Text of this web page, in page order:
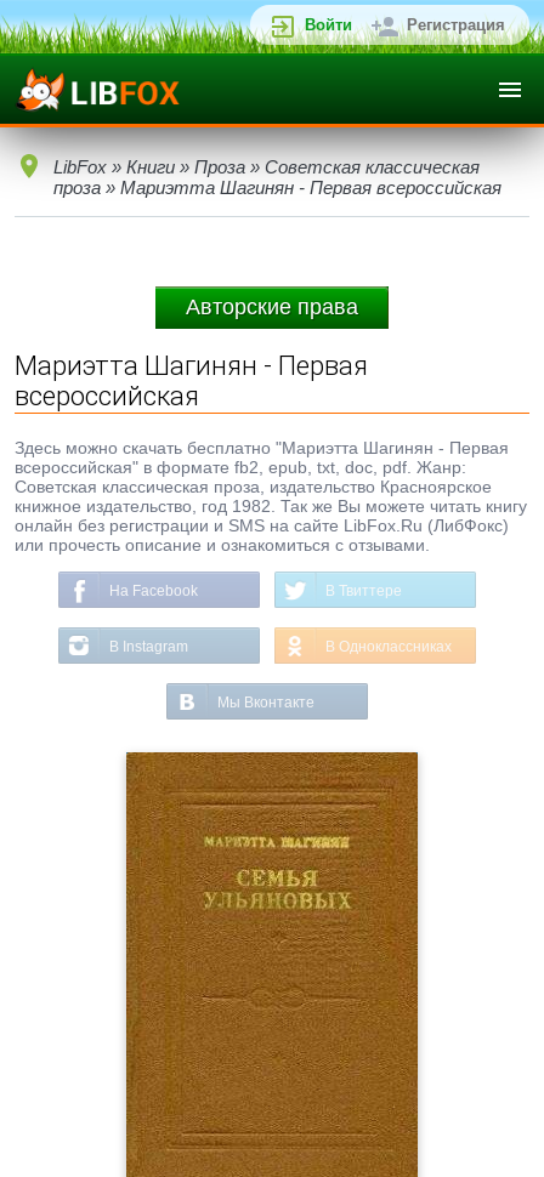
Войти Регистрация
LibFox » Книги » Проза » Советская классическая
проза » Мариэтта Шагинян - Первая всероссийская
Авторские права
Мариэтта Шагинян - Первая
всероссийская
Здесь можно скачать бесплатно "Мариэтта Шагинян - Первая
всероссийская" в формате fb2, epub, txt, doc, pdf. Жанр:
Советская классическая проза, издательство Красноярское
книжное издательство, год 1982. Так же Вы можете читать книгу
онлайн без регистрации и SMS на сайте LibFox.Ru (ЛибФокс)
или прочесть описание и ознакомиться с отзывами.
На Facebook В Твиттере
В Instagram В Одноклассниках
Мы Вконтакте